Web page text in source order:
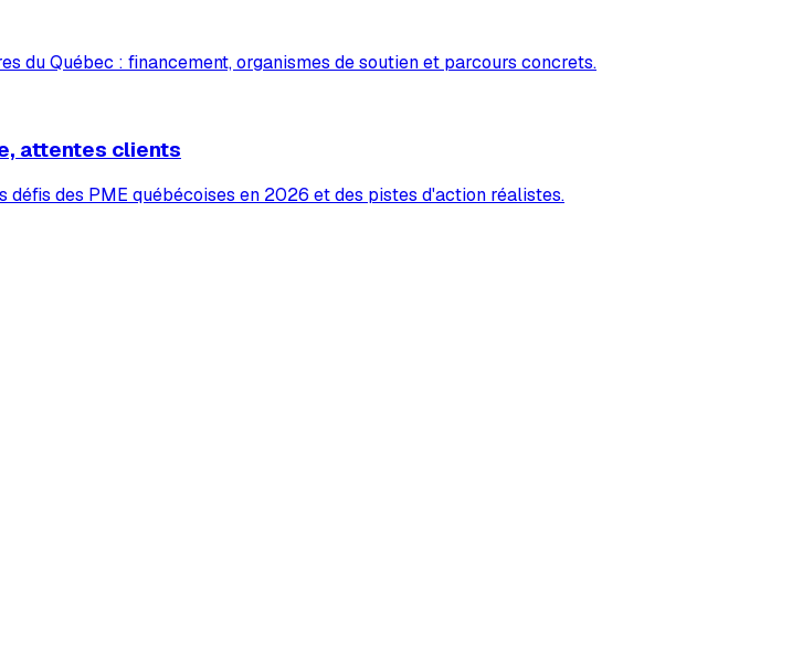
du Québec : financement, organismes de soutien et parcours concrets.
attentes clients
des PME québécoises en 2026 et des pistes d'action réalistes.